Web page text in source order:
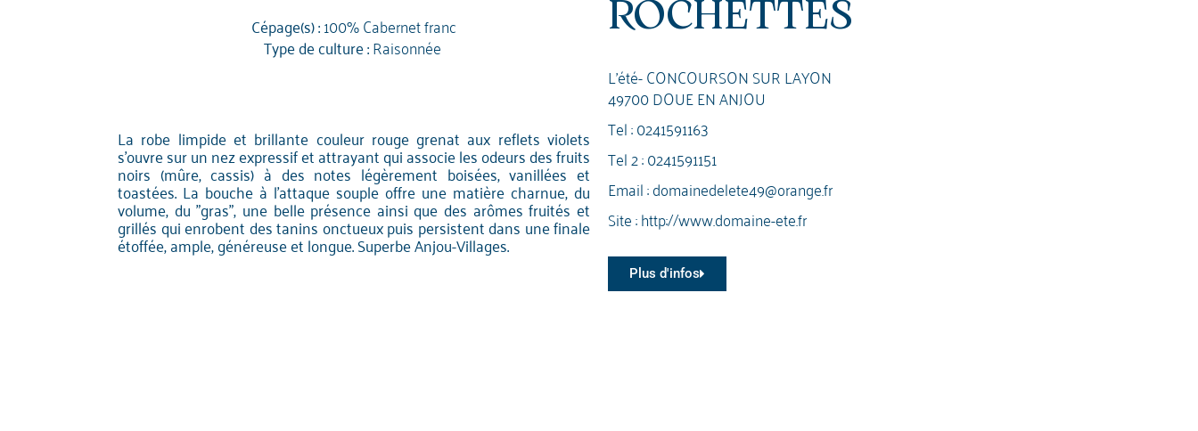
Cépage(s) :100% Cabernet franc
Type de culture :Raisonnée
La robe limpide et brillante couleur rouge grenat aux reflets violets
s'ouvre sur un nez expressif et attrayant qui associe les odeurs des fruits
noirs (mûre, cassis) à des notes légèrement boisées, vanillées et
toastées. La bouche à l'attaque souple offre une matière charnue, du
volume, du "gras", une belle présence ainsi que des arômes fruités et
grillés qui enrobent des tanins onctueux puis persistent dans une finale
étoffée, ample, généreuse et longue. Superbe Anjou-Villages.
ROCHETTES
L'été- CONCOURSON SUR LAYON
49700 DOUE EN ANJOU
Tel :0241591163
Tel 2 :0241591151
Email :domainedelete49@orange.fr
Site :http://www.domaine-ete.fr
Plus d'infos